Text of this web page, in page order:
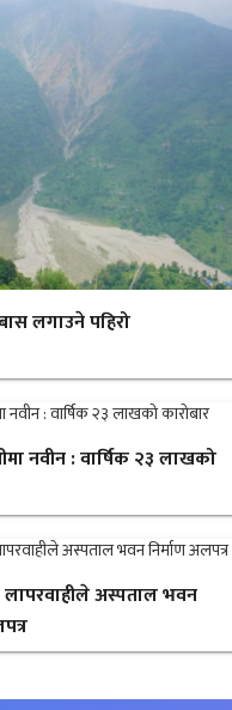
लगाउने पहिरो
नवीन : वार्षिक २३ लाखको
अस्पताल भवन